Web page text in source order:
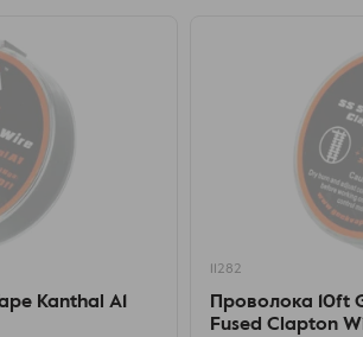
Kanthal A1
11282
Проволока 10ft
Fused Clapton